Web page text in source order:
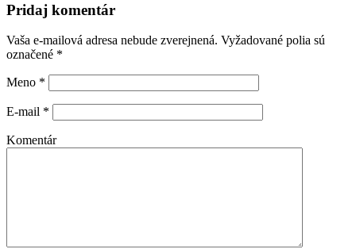
Pridaj komentár
Vaša e-mailová adresa nebude zverejnená. Vyžadované polia sú
označené *
Meno *
E-mail *
Komentár